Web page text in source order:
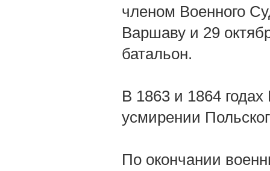
членом Военного
Варшаву и 29
батальон.
В 1863 и 1864
усмирении
По окончании